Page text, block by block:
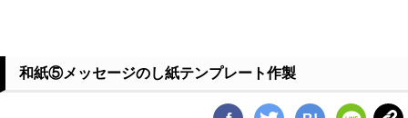
和紙⑤メッセージのし紙テンプレート作製